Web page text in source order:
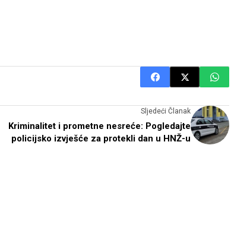
Sljedeći Članak
Kriminalitet i prometne nesreće: Pogledajte
policijsko izvješće za protekli dan u HNŽ-u